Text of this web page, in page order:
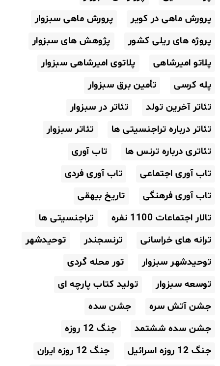
پرورش ماهی در کویر
پرورش ماهی سبزوار
پروژه های ریلی کشور
پژوهش های سبزوار
پلاتو امیرشاهی
پلاتوی امیرشاهی سبزوار
پله کرسی
تأمین برق سبزوار
تئاتر آخرین تولد
تئاتر در سبزوار
تئاتر درباره تراجنسیتی ها
تئاتر سبزوار
تئاتری درباره ترنس ها
تاب آوری
تاب آوری اجتماعی
تاب آوری فردی
تاب آوری فرهنگی
تاریخ بیهقی
تالار اجتماعات 1100 نفره
تراجنسیتی ها
ترانه های خراسانی
ترنسجندر
توحیدشهر
توحیدشهر سبزوار
تور محله گردی
توسعه سبزوار
تولید کتاب پارچه ای
جشن آتش سره
جشن سده
جشن سده ششتمد
جنگ 12 روزه
جنگ 12 روزه اسرائیل
جنگ 12 روزه ایران